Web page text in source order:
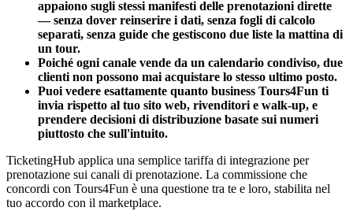
appaiono sugli stessi manifesti delle prenotazioni dirette
— senza dover reinserire i dati, senza fogli di calcolo
separati, senza guide che gestiscono due liste la mattina di
un tour.
Poiché ogni canale vende da un calendario condiviso, due
clienti non possono mai acquistare lo stesso ultimo posto.
Puoi vedere esattamente quanto business Tours4Fun ti
invia rispetto al tuo sito web, rivenditori e walk-up, e
prendere decisioni di distribuzione basate sui numeri
piuttosto che sull'intuito.
TicketingHub applica una semplice tariffa di integrazione per
prenotazione sui canali di prenotazione. La commissione che
concordi con Tours4Fun è una questione tra te e loro, stabilita nel
tuo accordo con il marketplace.